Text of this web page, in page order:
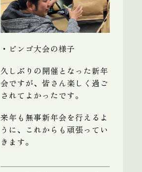
・ビンゴ大会の様子
久しぶりの開催となった新年
会ですが、皆さん楽しく過ご
されてよかったです。
来年も無事新年会を行えるよ
うに、これからも頑張ってい
きます。